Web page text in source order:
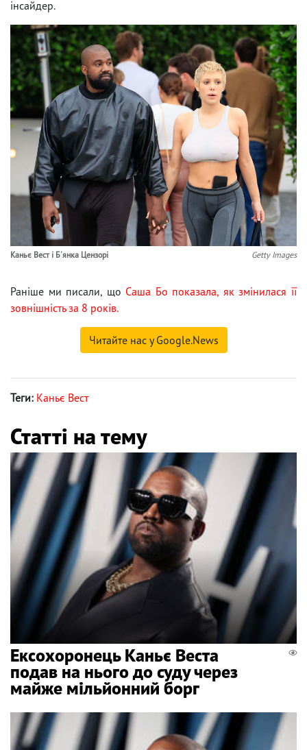
інсайдер.
Каньє Вест і Б'янка Цензорі Getty Images
Раніше ми писали, що Саша Бо показала, як змінилася її
зовнішність за 8 років.
Читайте нас у Google.News
Теги: Каньє Вест
Статті на тему
Ексохоронець Каньє Веста
подав на нього до суду через
майже мільйонний борг